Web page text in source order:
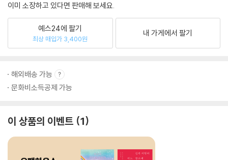
이미 소장하고 있다면 판매해 보세요.
예스24에 팔기
최상 매입가 3,400원
내 가게에서 팔기
해외배송 가능
문화비소득공제 가능
이 상품의 이벤트 1